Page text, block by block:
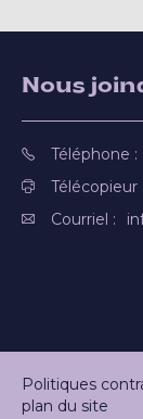
Nous
Téléphone :
Télécopieur :
Courriel :
Politiques
plan du site